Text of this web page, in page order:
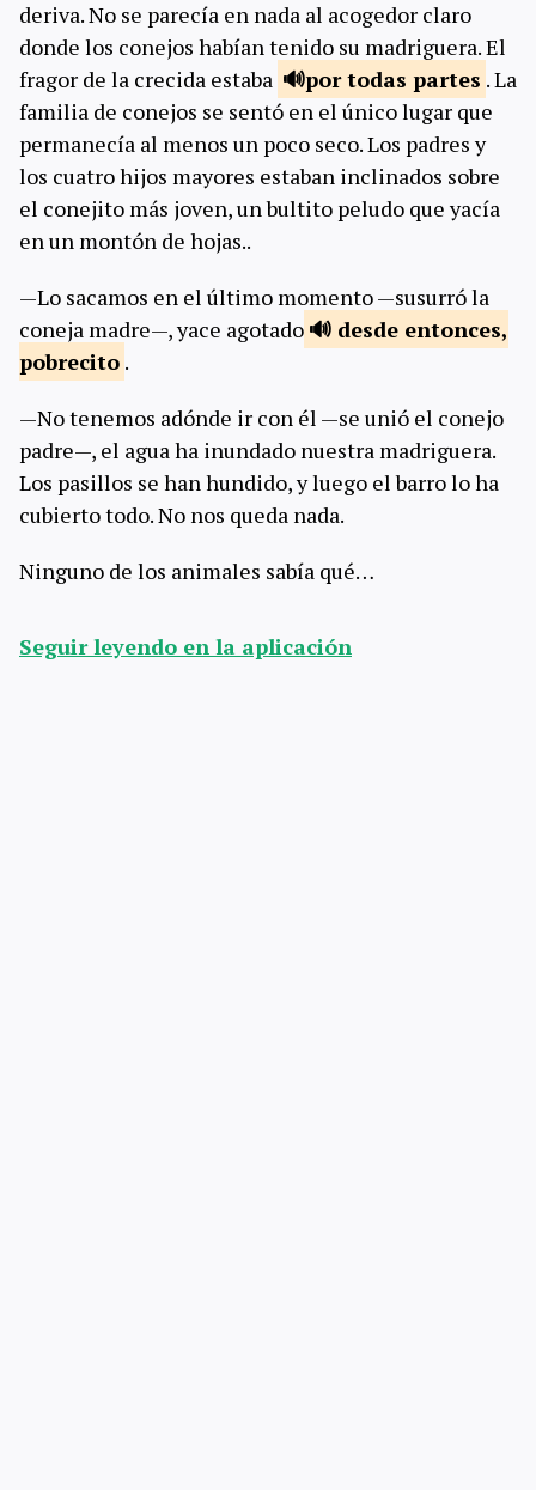
deriva. No se parecía en nada al acogedor claro
donde los conejos habían tenido su madriguera. El
fragor de la crecida estaba
por todas partes . La
familia de conejos se sentó en el único lugar que
permanecía al menos un poco seco. Los padres y
los cuatro hijos mayores estaban inclinados sobre
el conejito más joven, un bultito peludo que yacía
en un montón de hojas..
—Lo sacamos en el último momento —susurró la
coneja madre—, yace agotado
desde entonces,
pobrecito .
—No tenemos adónde ir con él —se unió el conejo
padre—, el agua ha inundado nuestra madriguera.
Los pasillos se han hundido, y luego el barro lo ha
cubierto todo. No nos queda nada.
Ninguno de los animales sabía qué…
Seguir leyendo en la aplicación